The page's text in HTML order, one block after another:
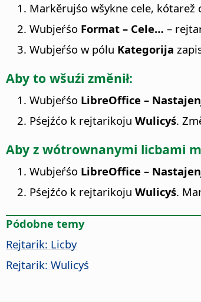
Markěrujśo wšykne cele, kótarež
Wubjeŕśo Format – Cele… –
Wubjeŕśo w pólu Kategorija
Aby to wšuźi změnił:
Wubjeŕśo LibreOffice –
Pśejźćo k rejtarikoju Wulicyś.
Aby z wótrownanymi licbami
Wubjeŕśo LibreOffice –
Pśejźćo k rejtarikoju Wulicyś.
Pódobne temy
Rejtarik: Licby
Rejtarik: Wulicyś